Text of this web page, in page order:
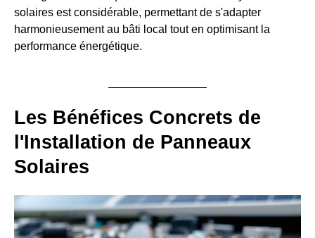
solaires est considérable, permettant de s'adapter
harmonieusement au bâti local tout en optimisant la
performance énergétique.
Les Bénéfices Concrets de
l'Installation de Panneaux
Solaires